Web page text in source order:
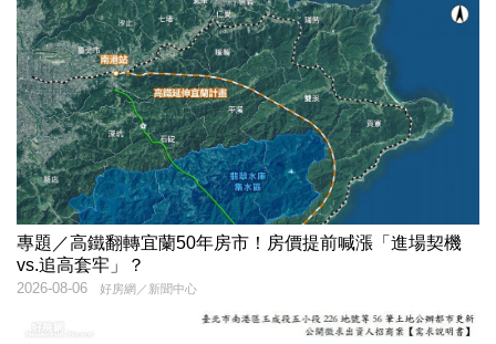
專題／高鐵翻轉宜蘭50年房市！房價提前喊漲「進場契機
vs.追高套牢」？
好房網／新聞中心
2026-08-06